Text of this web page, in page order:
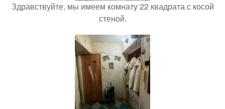
Здравствуйте, мы имеем комнату 22 квадрата с косой
стеной.